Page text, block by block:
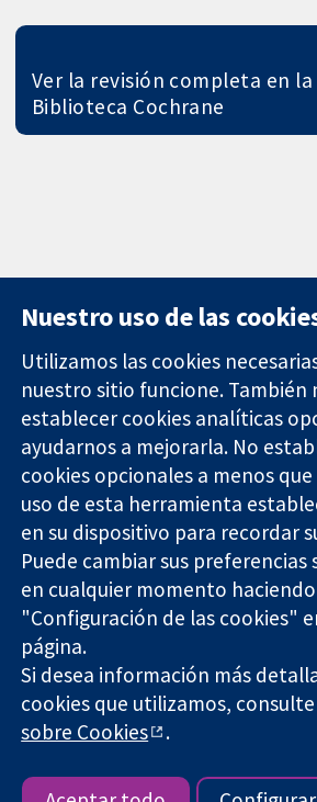
Ver la revisión completa en la
Biblioteca Cochrane
Evidencia fiable.
Decisiones
informadas.
Mejor salud.
11-13 Cavendish
Square
Londres
W1G 0AN
Reino Unido
The Cochrane Collaboration is a charity
company limited by guarantee (no.
England & Wales. VAT registration number
Copyright © 2026 The Cochrane
Términos y condiciones del sitio web|
Privacidad|Política de cookies|
Nuestro uso de las
Utilizamos las cookies
nuestro sitio funcione. También
establecer cookies analíticas
ayudarnos a mejorarla. No
cookies opcionales a menos
uso de esta herramienta
en su dispositivo para recordar
Puede cambiar sus preferencias
en cualquier momento
"Configuración de las cookies"
página.
Si desea información más
cookies que utilizamos,
sobre Cookies
.